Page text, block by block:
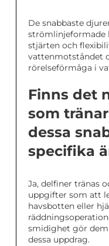
De snabbaste
strömlinjeformade
stjärten och
vattenmotståndet
rörelseförmåga i
Finns det
som
dessa
specifika
Ja, delfiner tränas
uppgifter som att
havsbotten eller
smidighet gör
dessa uppdrag.